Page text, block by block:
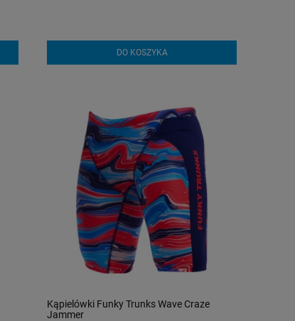
DO KOSZYKA
Kąpielówki Funky Trunks Wave Craze
Jammer